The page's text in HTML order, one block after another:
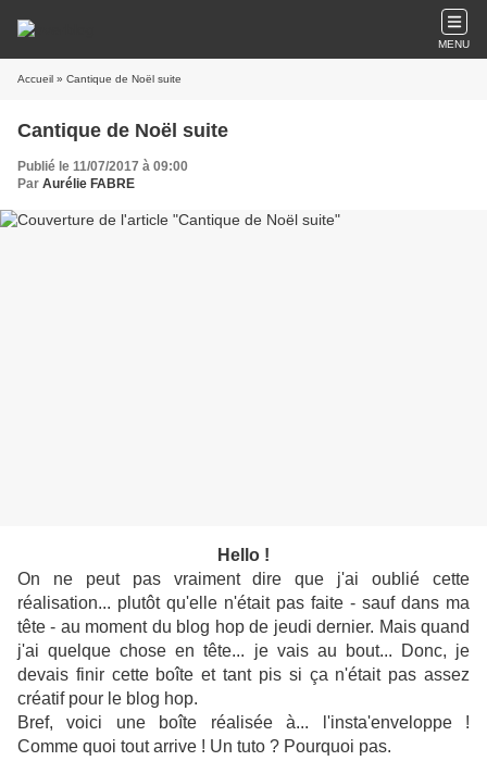
MENU
Accueil » Cantique de Noël suite
Cantique de Noël suite
Publié le 11/07/2017 à 09:00
Par Aurélie FABRE
Hello !
On ne peut pas vraiment dire que j'ai oublié cette
réalisation... plutôt qu'elle n'était pas faite - sauf dans ma
tête - au moment du blog hop de jeudi dernier. Mais quand
j'ai quelque chose en tête... je vais au bout... Donc, je
devais finir cette boîte et tant pis si ça n'était pas assez
créatif pour le blog hop.
Bref, voici une boîte réalisée à... l'insta'enveloppe !
Comme quoi tout arrive ! Un tuto ? Pourquoi pas.